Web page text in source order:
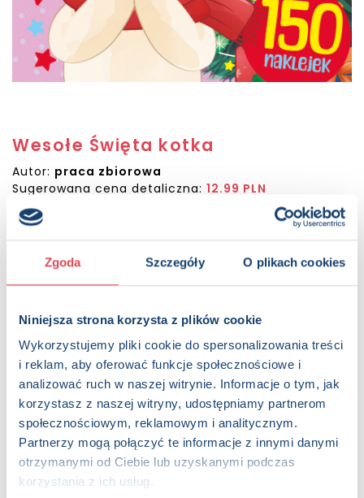
Zgoda Szczegóły O plikach cookies
Niniejsza strona korzysta z plików cookie
Wykorzystujemy pliki cookie do spersonalizowania treści
i reklam, aby oferować funkcje społecznościowe i
analizować ruch w naszej witrynie. Informacje o tym, jak
korzystasz z naszej witryny, udostępniamy partnerom
społecznościowym, reklamowym i analitycznym.
Partnerzy mogą połączyć te informacje z innymi danymi
otrzymanymi od Ciebie lub uzyskanymi podczas
korzystania z ich usług.
Wesołe Święta kotka
Autor: praca zbiorowa
Sugerowana cena detaliczna: 12.99 PLN
Dostępna:
OPIS
Wasze ulubione zwierzaki zapraszają do zabawy! Przed
Wami kolorowanie, wymyślanie dekoracji i moc zadań, które
rozruszają szare komórki. A do tego mnóstwo naklejek
pełnych świątecznych motywów. Każde dziecko z
przyjemnością sięgnie po tę książeczkę - i to nie tylko w
Święta!
Strony:20 , Format: 20,5x27 cm